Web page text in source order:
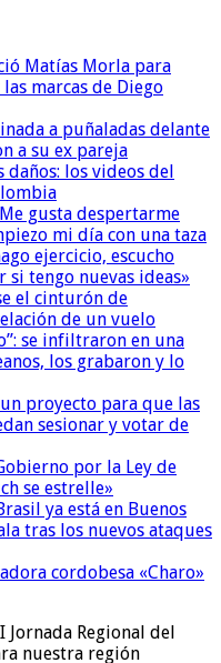
Matías Morla para
marcas de Diego
a puñaladas delante
a su ex pareja
daños: los videos del
gusta despertarme
mi día con una taza
ejercicio, escucho
si tengo nuevas ideas»
el cinturón de
de un vuelo
se infiltraron en una
los grabaron y lo
proyecto para que las
sesionar y votar de
por la Ley de
se estrelle»
ya está en Buenos
tras los nuevos ataques
cordobesa «Charo»
Jornada Regional del
nuestra región